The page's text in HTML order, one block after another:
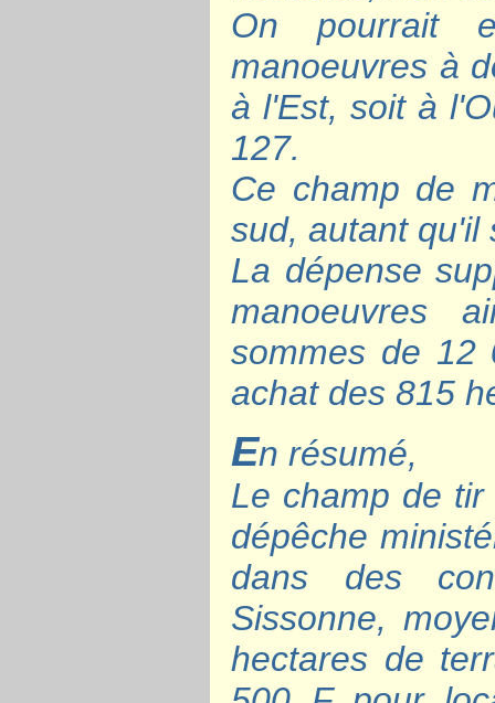
On pourrait
manoeuvres à
à l'Est, soit à
127.
Ce champ de
sud, autant qu'il
La dépense
manoeuvres
sommes de 12
achat des 815
En résumé,
Le champ de
dépêche
dans des
Sissonne,
hectares de